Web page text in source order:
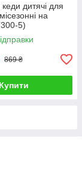
кеди дитячі для
на
5)
869 ₴
Купити